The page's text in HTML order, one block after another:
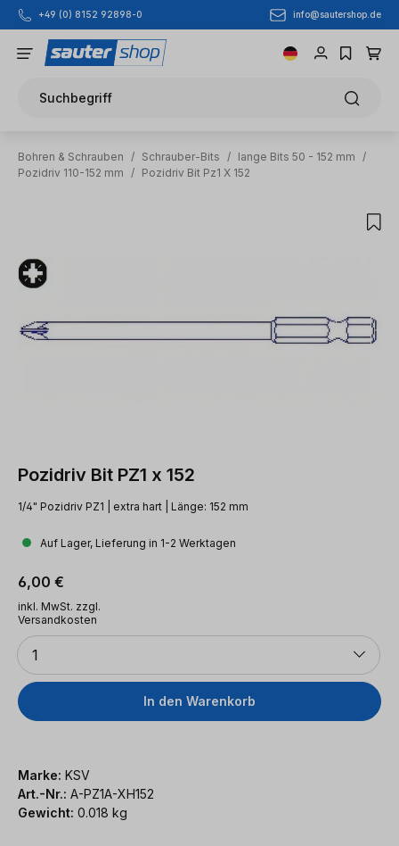
Zum Hauptinhalt springen
+49 (0) 8152 92898-0 info@sautershop.de
Suchbegriff
Bohren & Schrauben / Schrauber-Bits / lange Bits 50 - 152 mm
/
Pozidriv 110-152 mm
/ Pozidriv Bit Pz1 X 152
Pozidriv Bit PZ1 x 152
1/4" Pozidriv PZ1 | extra hart | Länge: 152 mm
Auf Lager, Lieferung in 1-2 Werktagen
Regulärer Preis:
6,00 €
inkl. MwSt. zzgl.
Versandkosten
Anzahl
1
In den Warenkorb
Marke: KSV
Art.-Nr.: A-PZ1A-XH152
Gewicht: 0.018 kg